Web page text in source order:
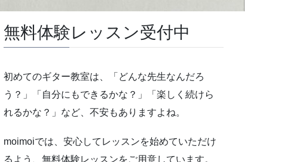
無料体験レッスン受付中
初めてのギター教室は、「どんな先生なんだろ
う？」「自分にもできるかな？」「楽しく続けら
れるかな？」など、不安もありますよね。
moimoiでは、安心してレッスンを始めていただけ
るよう、無料体験レッスンをご用意しています。